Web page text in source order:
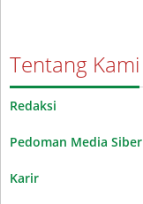
Tentang Kami
Redaksi
Pedoman Media Siber
Karir